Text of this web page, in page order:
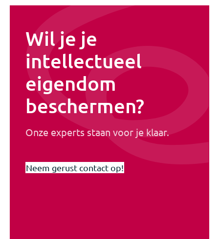
Wil je je
intellectueel
eigendom
beschermen?
Onze experts staan voor je klaar.
Neem gerust contact op!